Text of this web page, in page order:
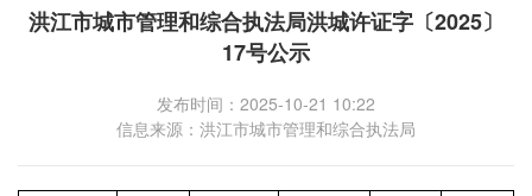
洪江市城市管理和综合执法局洪城许证字〔2025〕
17号公示
发布时间：2025-10-21 10:22
信息来源：洪江市城市管理和综合执法局